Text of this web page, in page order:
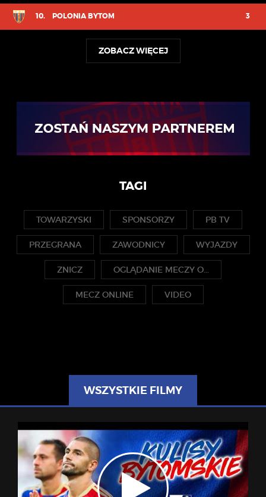
10. POLONIA BYTOM 3
ZOBACZ WIĘCEJ
TAGI
TOWARZYSKI SPONSORZY PB TV
PRZEGRANA ZAWODNICY WYJAZDY
ZNICZ OGLĄDANIE MECZY O...
MECZ ONLINE VIDEO
WSZYSTKIE FILMY